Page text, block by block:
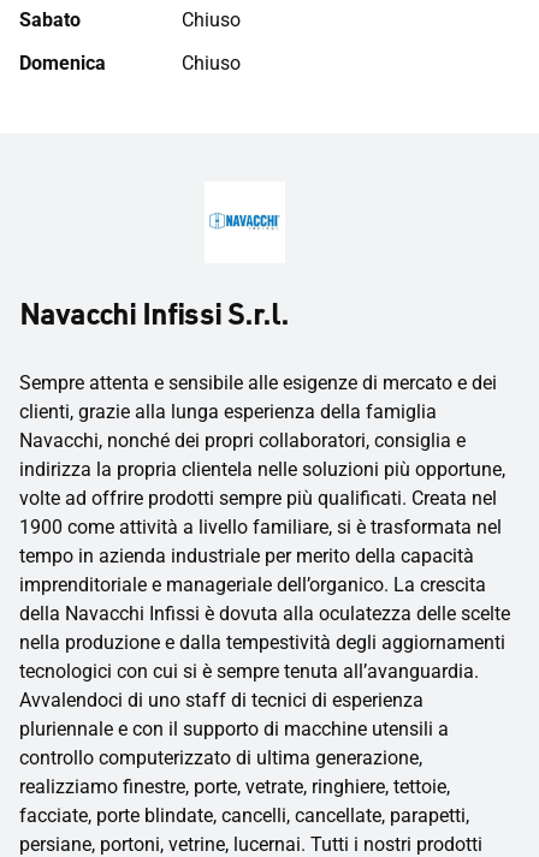
Sabato
Chiuso
Domenica
Chiuso
Navacchi Infissi S.r.l.
Sempre attenta e sensibile alle esigenze di mercato e dei
clienti, grazie alla lunga esperienza della famiglia
Navacchi, nonché dei propri collaboratori, consiglia e
indirizza la propria clientela nelle soluzioni più opportune,
volte ad offrire prodotti sempre più qualificati. Creata nel
1900 come attività a livello familiare, si è trasformata nel
tempo in azienda industriale per merito della capacità
imprenditoriale e manageriale dell’organico. La crescita
della Navacchi Infissi è dovuta alla oculatezza delle scelte
nella produzione e dalla tempestività degli aggiornamenti
tecnologici con cui si è sempre tenuta all’avanguardia.
Avvalendoci di uno staff di tecnici di esperienza
pluriennale e con il supporto di macchine utensili a
controllo computerizzato di ultima generazione,
realizziamo finestre, porte, vetrate, ringhiere, tettoie,
facciate, porte blindate, cancelli, cancellate, parapetti,
persiane, portoni, vetrine, lucernai. Tutti i nostri prodotti